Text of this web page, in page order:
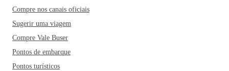
Compre nos canais oficiais
Sugerir uma viagem
Compre Vale Buser
Pontos de embarque
Pontos turísticos